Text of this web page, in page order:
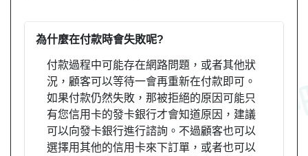
為什麼在付款時會失敗呢?
付款過程中可能存在網路問題，或者其他狀
況，顧客可以等待一會再重新在付款即可。
如果付款仍然失敗，那被拒絕的原因可能只
有您信用卡的發卡銀行才會知道原因，建議
可以向發卡銀行進行諮詢。不過顧客也可以
選擇用其他的信用卡來下訂單，或者也可以